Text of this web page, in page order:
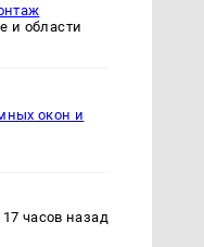
и области
окон и
17 часов назад